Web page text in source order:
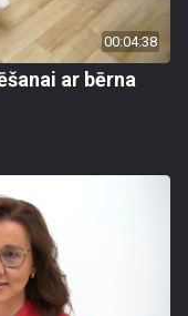
00:04:38
ar bērna